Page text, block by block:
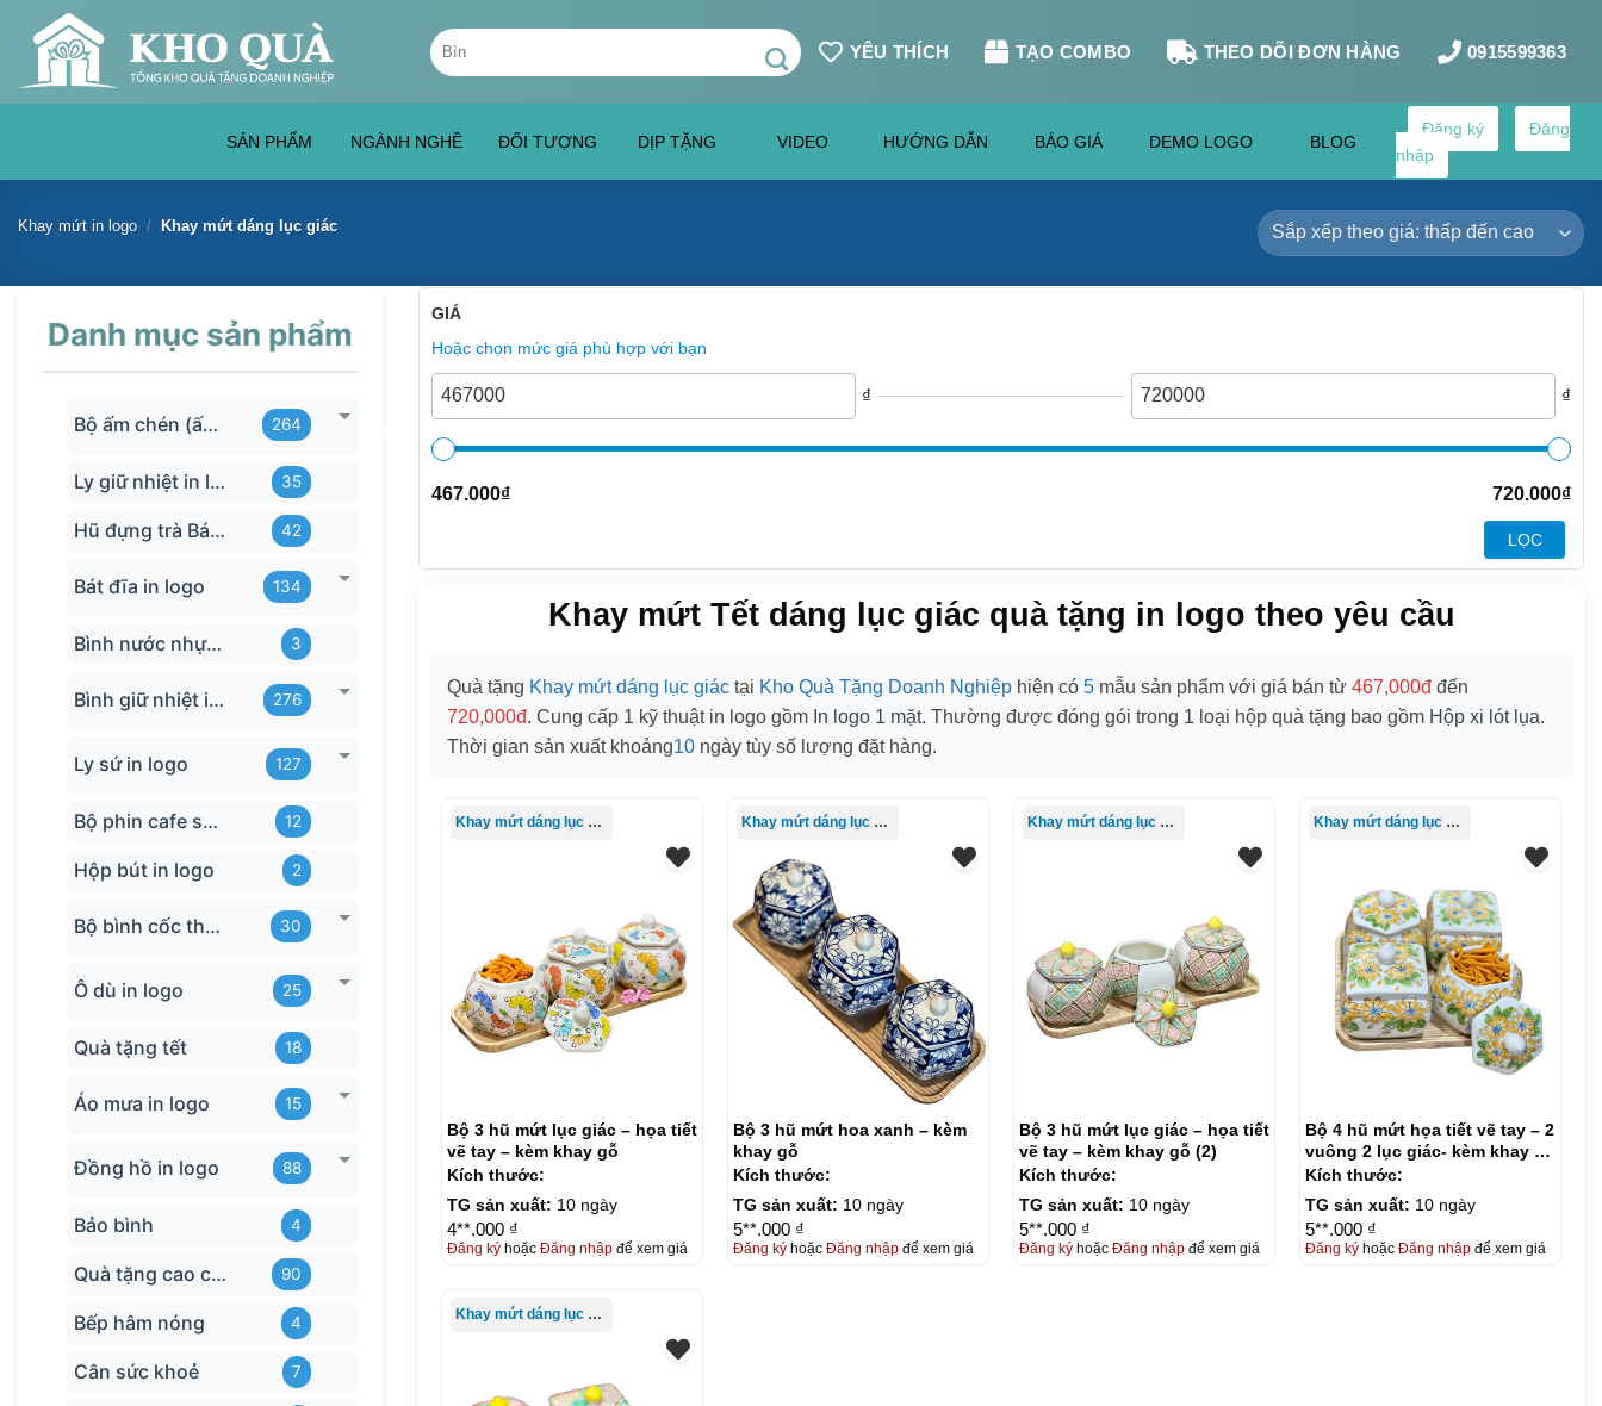
content
Tìm
kiếm:
YÊU THÍCH TẠO COMBO THEO DÕI ĐƠN HÀNG 0915599363
SẢN PHẨM NGÀNH NGHỀ ĐỐI TƯỢNG DỊP TẶNG VIDEO HƯỚNG DẪN BÁO GIÁ DEMO LOGO BLOG
Đăng ký
Đăng
nhập
Khay mứt in logo / Khay mứt dáng lục giác
Danh mục sản phẩm
Bộ ấm chén (ấm trà) in logo 264
Ly giữ nhiệt in logo 35
Hũ đựng trà Bát Tràng 42
Bát đĩa in logo 134
Bình nước nhựa TQ 3
Bình giữ nhiệt in logo 276
Ly sứ in logo 127
Bộ phin cafe sứ Bát Tràng 12
Hộp bút in logo 2
Bộ bình cốc thủy tinh 30
Ô dù in logo 25
Quà tặng tết 18
Áo mưa in logo 15
Đồng hồ in logo 88
Bảo bình 4
Quà tặng cao cấp 90
Bếp hâm nóng 4
Cân sức khoẻ 7
GIÁ
Hoặc chọn mức giá phù hợp với bạn
₫ ₫
467.000₫ 720.000₫
LỌC
Khay mứt Tết dáng lục giác quà tặng in logo theo yêu cầu
Quà tặng Khay mứt dáng lục giác tại Kho Quà Tặng Doanh Nghiệp hiện có 5 mẫu sản phẩm với giá bán từ 467,000đ đến
720,000đ. Cung cấp 1 kỹ thuật in logo gồm In logo 1 mặt. Thường được đóng gói trong 1 loại hộp quà tặng bao gồm Hộp xi lót lụa.
Thời gian sản xuất khoảng10 ngày tùy số lượng đặt hàng.
Khay mứt dáng lục giác
Bộ 3 hũ mứt lục giác – họa tiết
vẽ tay – kèm khay gỗ
Kích thước:
TG sản xuất: 10 ngày
4**.000 ₫
Đăng kýhoặc Đăng nhậpđể xem giá
Khay mứt dáng lục giác
Bộ 3 hũ mứt hoa xanh – kèm
khay gỗ
Kích thước:
TG sản xuất: 10 ngày
5**.000 ₫
Đăng kýhoặc Đăng nhậpđể xem giá
Khay mứt dáng lục giác
Bộ 3 hũ mứt lục giác – họa tiết
vẽ tay – kèm khay gỗ (2)
Kích thước:
TG sản xuất: 10 ngày
5**.000 ₫
Đăng kýhoặc Đăng nhậpđể xem giá
Khay mứt dáng lục giác
Bộ 4 hũ mứt họa tiết vẽ tay – 2
vuông 2 lục giác- kèm khay gỗ
(1)
Kích thước:
TG sản xuất: 10 ngày
5**.000 ₫
Đăng kýhoặc Đăng nhậpđể xem giá
Khay mứt dáng lục giác